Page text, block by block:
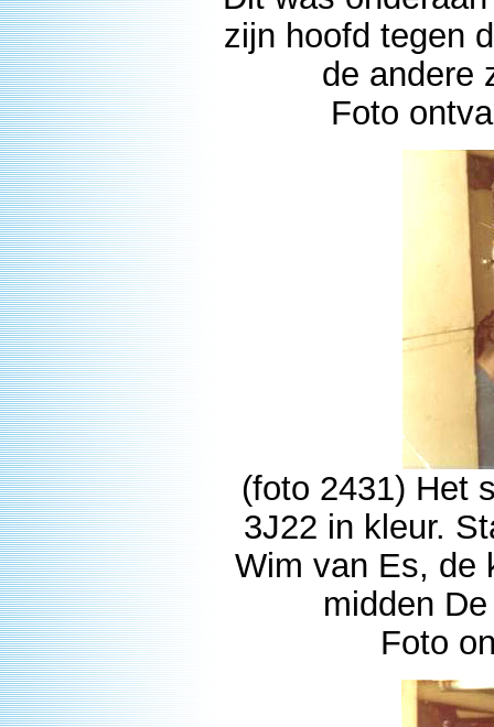
zijn hoofd tegen
de andere
Foto
(foto 2431) Het
3J22 in kleur.
Wim van Es, de
midden
Foto